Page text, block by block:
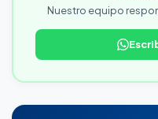
Nuestro equipo